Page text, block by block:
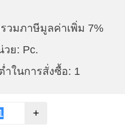
วมภาษีมูลค่าเพิ่ม 7%
ย: Pc.
ในการสั่งซื้อ: 1